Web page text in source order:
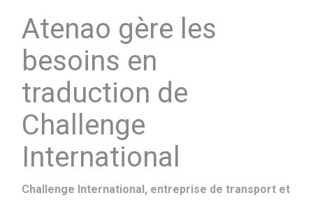
Atenao gère les
besoins en
traduction de
Challenge
International
Challenge International, entreprise de transport et